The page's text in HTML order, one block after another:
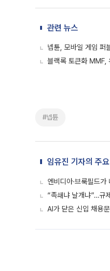
관련 뉴스
넵튠, 모바일 게임 퍼
블랙록 토큰화 MMF,
#넵튠
임유진 기자의 주
엔비디아·브룩필드
“족쇄냐 날개냐”…규
AI가 닫은 신입 채용